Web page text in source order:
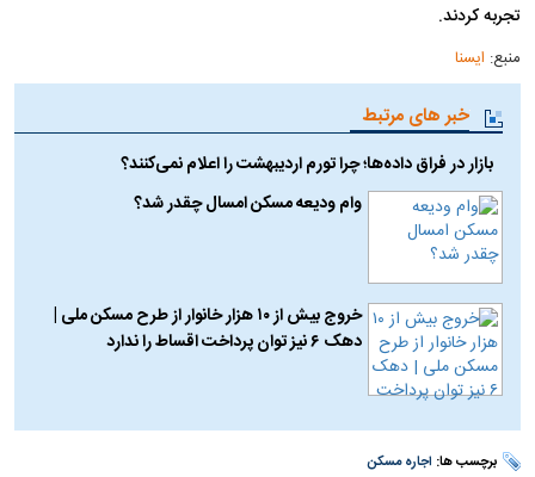
تجربه کردند.
منبع: ایسنا
خبر های مرتبط
بازار در فراق داده‌ها؛ چرا تورم اردیبهشت را اعلام نمی‌کنند؟
وام ودیعه مسکن امسال چقدر شد؟
خروج بیش از ۱۰ هزار خانوار از طرح مسکن ملی |
دهک ۶ نیز توان پرداخت اقساط را ندارد
برچسب ها: اجاره مسکن